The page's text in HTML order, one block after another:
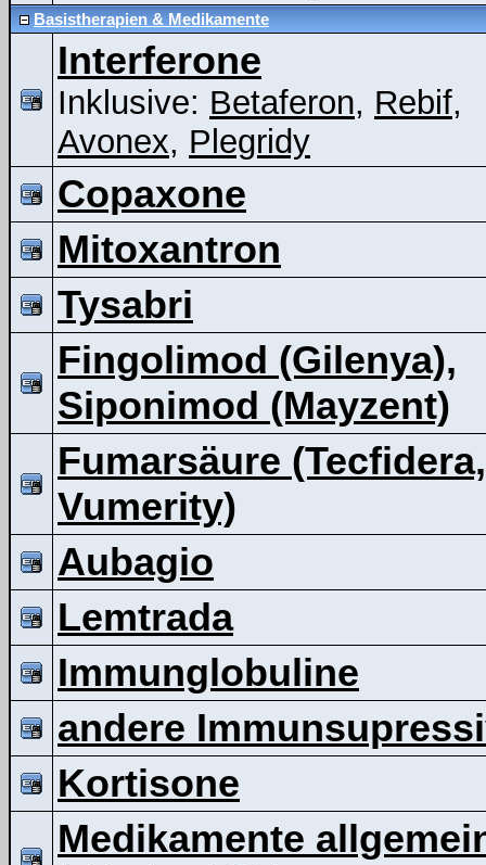
Basistherapien & Medikamente
Interferone
Inklusive: Betaferon, Rebif,
Avonex, Plegridy
Copaxone
Mitoxantron
Tysabri
Fingolimod (Gilenya),
Siponimod (Mayzent)
Fumarsäure (Tecfidera,
Vumerity)
Aubagio
Lemtrada
Immunglobuline
andere
Kortisone
Medikamente